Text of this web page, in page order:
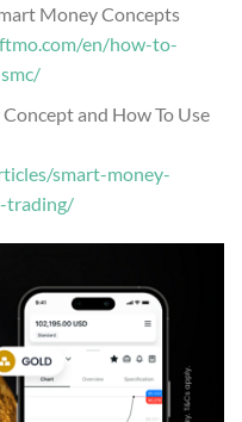
Money Concepts
en/how-to-
and How To Use
smart-money-
trading/